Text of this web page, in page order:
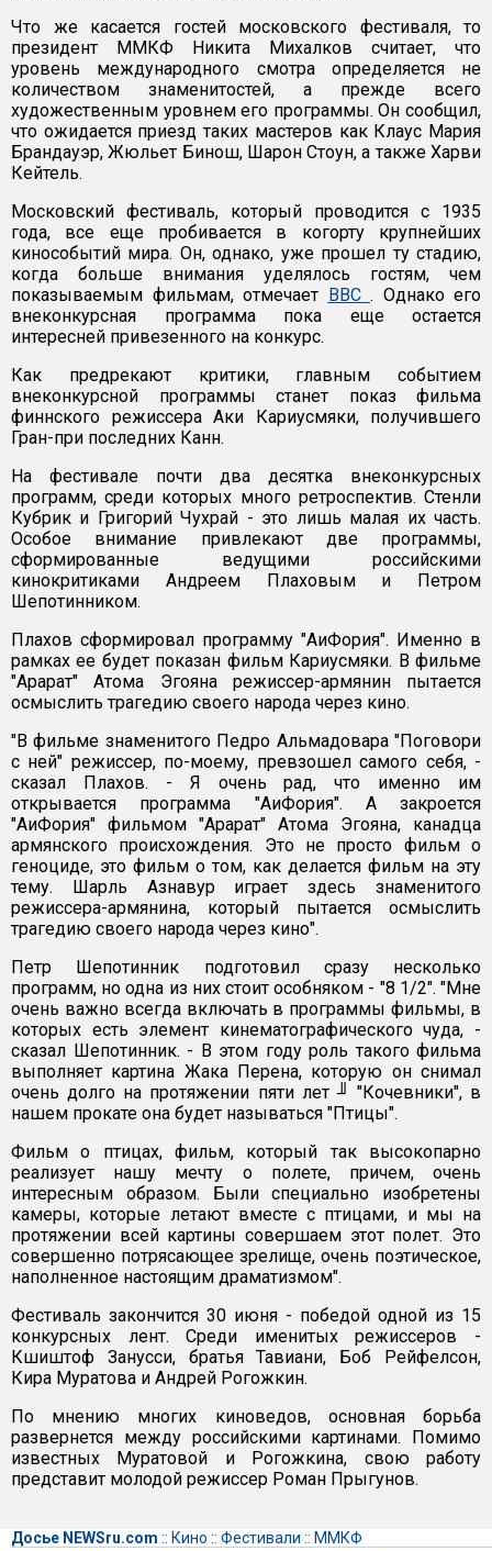
Что же касается гостей московского фестиваля, то
президент ММКФ Никита Михалков считает, что
уровень международного смотра определяется не
количеством знаменитостей, а прежде всего
художественным уровнем его программы. Он сообщил,
что ожидается приезд таких мастеров как Клаус Мария
Брандауэр, Жюльет Бинош, Шaрон Стоун, а также Харви
Кейтель.
Московский фестиваль, который проводится с 1935
года, все еще пробивается в когорту крупнейших
кинособытий мира. Он, однако, уже прошел ту стадию,
когда больше внимания уделялось гостям, чем
показываемым фильмам, отмечает BBC . Однако его
внеконкурсная программа пока еще остается
интересней привезенного на конкурс.
Как предрекают критики, главным событием
внеконкурсной программы станет показ фильма
финнского режиссера Аки Кариусмяки, получившего
Гран-при последних Канн.
На фестивале почти два десятка внеконкурсных
программ, среди которых много ретроспектив. Стенли
Кубрик и Григорий Чухрай - это лишь малая их часть.
Особое внимание привлекают две программы,
сформированные ведущими российскими
кинокритиками Андреем Плаховым и Петром
Шепотинником.
Плахов сформировал программу "АиФория". Именно в
рамках ее будет показан фильм Кариусмяки. В фильме
"Арарат" Атома Эгояна режиссер-армянин пытается
осмыслить трагедию своего народа через кино.
"В фильме знаменитого Педро Альмадовара "Поговори
с ней" режиссер, по-моему, превзошел самого себя, -
сказал Плахов. - Я очень рад, что именно им
открывается программа "АиФория". А закроется
"АиФория" фильмом "Арарат" Атома Эгояна, канадца
армянского происхождения. Это не просто фильм о
геноциде, это фильм о том, как делается фильм на эту
тему. Шарль Азнавур играет здесь знаменитого
режиссера-армянина, который пытается осмыслить
трагедию своего народа через кино".
Петр Шепотинник подготовил сразу несколько
программ, но одна из них стоит особняком - "8 1/2". "Мне
очень важно всегда включать в программы фильмы, в
которых есть элемент кинематографического чуда, -
сказал Шепотинник. - В этом году роль такого фильма
выполняет картина Жака Перена, которую он снимал
очень долго на протяжении пяти лет ╜ "Кочевники", в
нашем прокате она будет называться "Птицы".
Фильм о птицах, фильм, который так высокопарно
реализует нашу мечту о полете, причем, очень
интересным образом. Были специально изобретены
камеры, которые летают вместе с птицами, и мы на
протяжении всей картины совершаем этот полет. Это
совершенно потрясающее зрелище, очень поэтическое,
наполненное настоящим драматизмом".
Фестиваль закончится 30 июня - победой одной из 15
конкурсных лент. Среди именитых режиссеров -
Кшиштоф Занусси, братья Тавиани, Боб Рейфелсон,
Кира Муратова и Андрей Рогожкин.
По мнению многих киноведов, основная борьба
развернется между российскими картинами. Помимо
известных Муратовой и Рогожкина, свою работу
представит молодой режиссер Роман Прыгунов.
Досье NEWSru.com :: Кино :: Фестивали :: ММКФ